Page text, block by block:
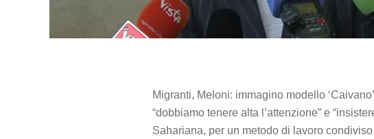
Migranti, Meloni: immagino modello
“dobbiamo tenere alta l’attenzione” e
Sahariana, per un metodo di lavoro